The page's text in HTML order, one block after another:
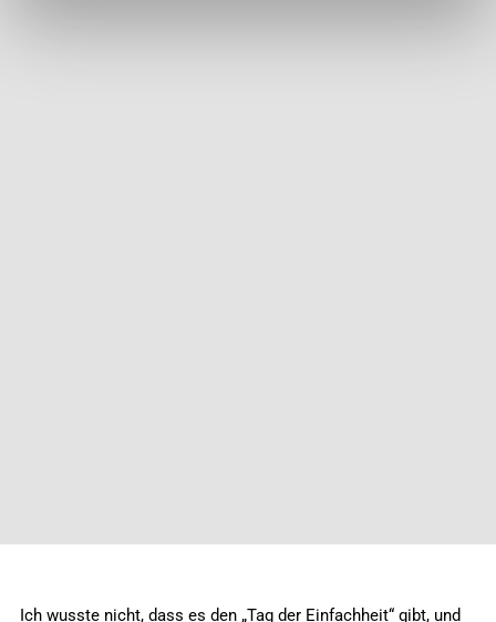
Ich wusste nicht, dass es den „Tag der Einfachheit“ gibt, und